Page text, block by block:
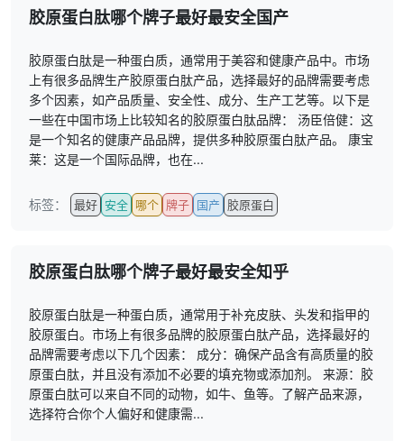
胶原蛋白肽哪个牌子最好最安全国产
胶原蛋白肽是一种蛋白质，通常用于美容和健康产品中。市场
上有很多品牌生产胶原蛋白肽产品，选择最好的品牌需要考虑
多个因素，如产品质量、安全性、成分、生产工艺等。以下是
一些在中国市场上比较知名的胶原蛋白肽品牌： 汤臣倍健：这
是一个知名的健康产品品牌，提供多种胶原蛋白肽产品。 康宝
莱：这是一个国际品牌，也在...
标签： 最好 安全 哪个 牌子 国产 胶原蛋白
胶原蛋白肽哪个牌子最好最安全知乎
胶原蛋白肽是一种蛋白质，通常用于补充皮肤、头发和指甲的
胶原蛋白。市场上有很多品牌的胶原蛋白肽产品，选择最好的
品牌需要考虑以下几个因素： 成分：确保产品含有高质量的胶
原蛋白肽，并且没有添加不必要的填充物或添加剂。 来源：胶
原蛋白肽可以来自不同的动物，如牛、鱼等。了解产品来源，
选择符合你个人偏好和健康需...